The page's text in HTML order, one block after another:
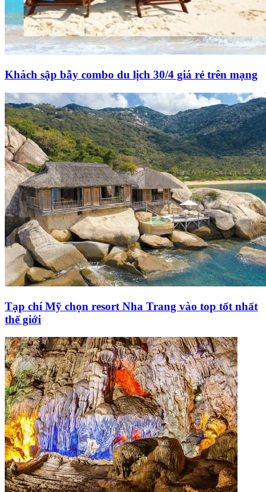
Khách sập bẫy combo du lịch 30/4 giá rẻ trên mạng
Tạp chí Mỹ chọn resort Nha Trang vào top tốt nhất
thế giới